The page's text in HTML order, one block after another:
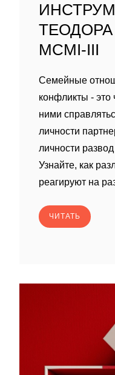
MCMI-III
Семейные
конфликты - это
ними
личности
личности
Узнайте, как
реагируют на
ЧИТАТЬ